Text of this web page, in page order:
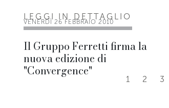
VENERDÌ 26 FEBBRAIO 2010
Il Gruppo Ferretti firma la
nuova edizione di
"Convergence"
LEGGI IN DETTAGLIO
1 2 3